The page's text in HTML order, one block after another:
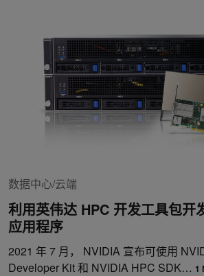
数据中心/云端
利用英伟达 HPC 开发工具包开
应用程序
2021 年 7 月， NVIDIA 宣布可使用
Developer Kit 和 NVIDIA HPC SDK… 1